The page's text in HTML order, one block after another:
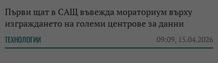
Първи щат в САЩ въвежда мораториум върху
изграждането на големи центрове за данни
ТЕХНОЛОГИИ 09:09, 15.04.2026